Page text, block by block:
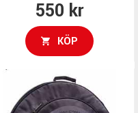
550 kr
KÖP